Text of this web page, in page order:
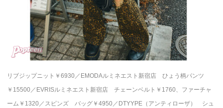
リブジップニット￥6930／EMODAルミネエスト新宿店 ひょう柄パンツ
￥15500／EVRISルミネエスト新宿店 チェーンベルト￥1760、ファーチャ
ーム￥1320／スピンズ バッグ￥4950／DTYYPE（アンティローザ） シュ